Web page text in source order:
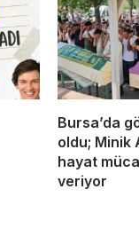
Bursa’da
oldu; Minik
hayat
veriyor